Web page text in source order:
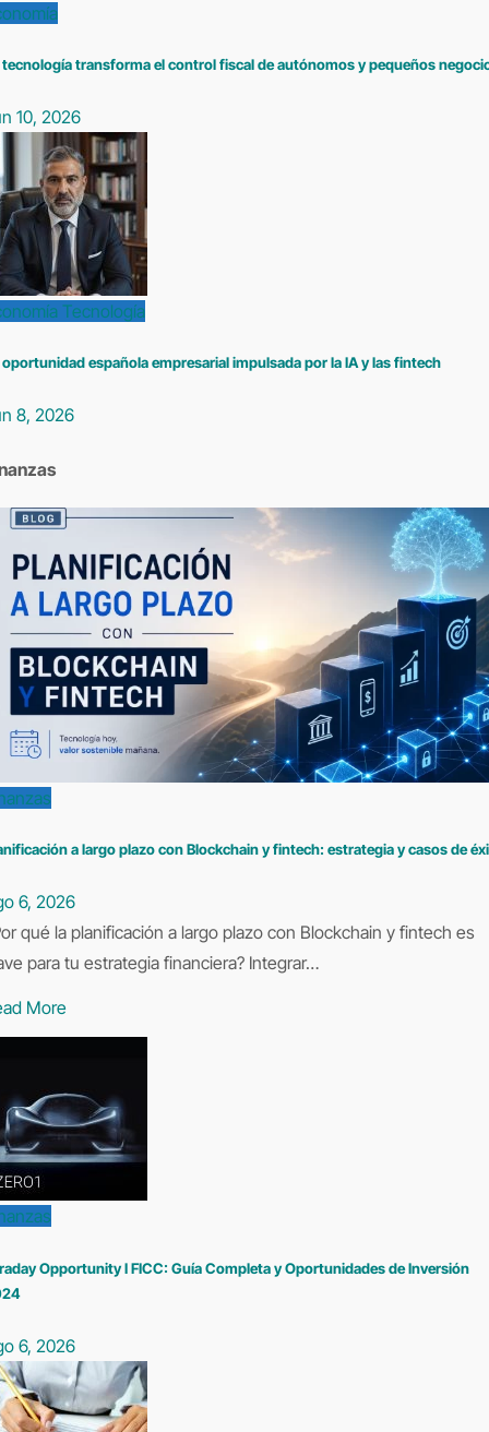
tecnología transforma el control fiscal de autónomos y pequeños
10, 2026
Tecnología
oportunidad española empresarial impulsada por la IA y las fintech
8, 2026
a largo plazo con Blockchain y fintech: estrategia y casos de
6, 2026
qué la planificación a largo plazo con Blockchain y fintech es
para tu estrategia financiera? Integrar…
More
Opportunity I FICC: Guía Completa y Oportunidades de Inversión
6, 2026